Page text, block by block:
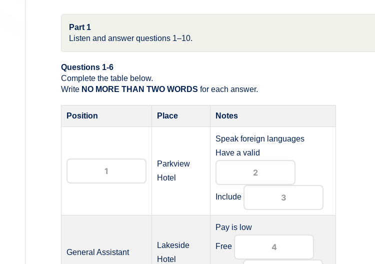
Part 1
Listen and answer questions 1–10.
Questions 1-6
Complete the table below.
Write NO MORE THAN TWO WORDS for each answer.
Position Place Notes
Parkview
Hotel
Speak foreign languages
Have a valid
Include
General Assistant
Lakeside
Hotel
Pay is low
Free